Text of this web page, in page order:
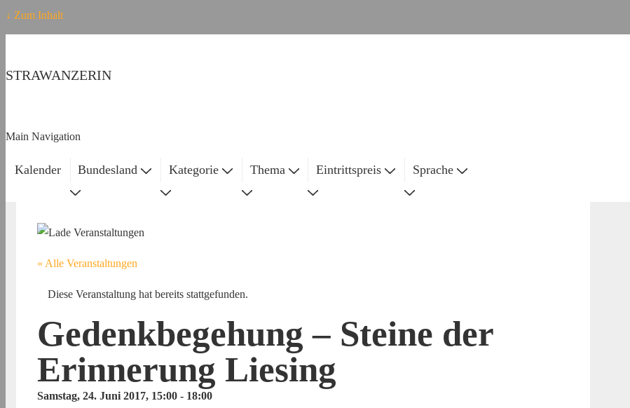
↓ Zum Inhalt
STRAWANZERIN
Main Navigation
Kalender Bundesland Kategorie Thema Eintrittspreis Sprache
« Alle Veranstaltungen
Diese Veranstaltung hat bereits stattgefunden.
Gedenkbegehung – Steine der
Erinnerung Liesing
Samstag, 24. Juni 2017, 15:00 - 18:00